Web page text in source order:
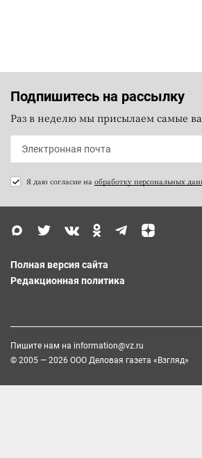
Подпишитесь на рассылку
Раз в неделю мы присылаем самые
Я даю согласие на обработку персональных
Полная версия сайта
Редакционная политика
Пишите нам на information@vz.ru
© 2005 — 2026 ООО Деловая газета «Взгляд»